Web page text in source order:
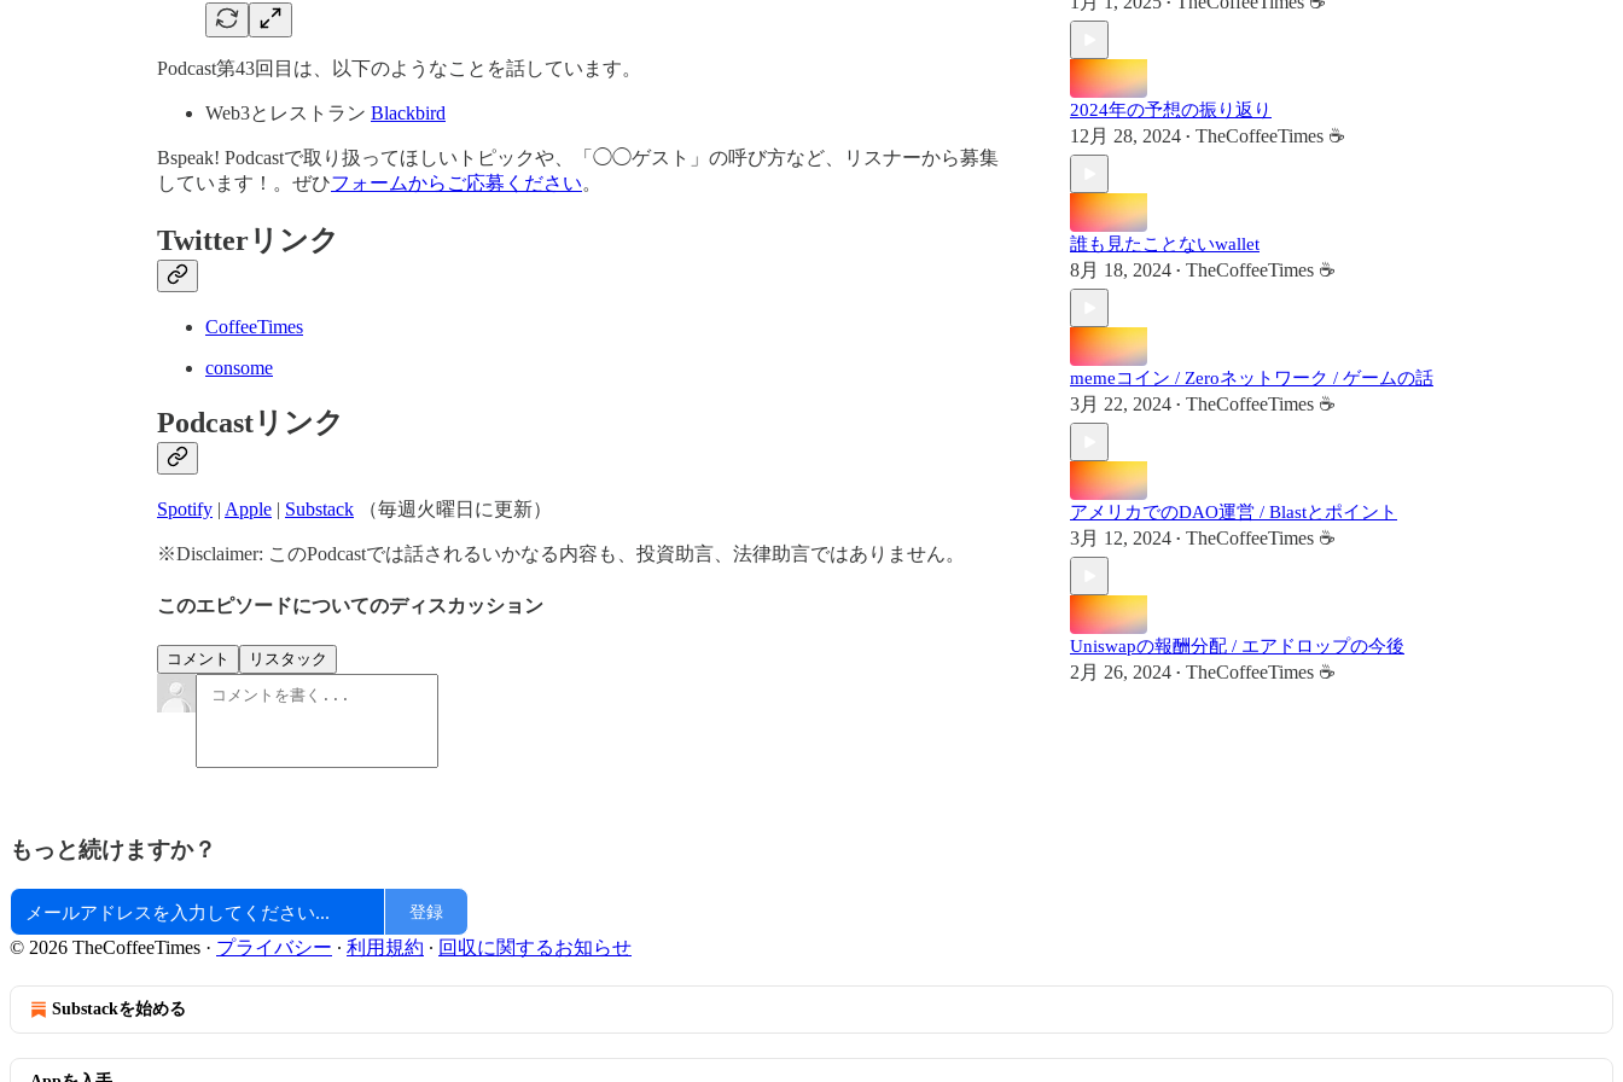
Podcast第43回目は、以下のようなことを話しています。
Web3とレストラン Blackbird
Bspeak! Podcastで取り扱ってほしいトピックや、「◯◯ゲスト」の呼び方など、リスナーから募集
しています！。ぜひフォームからご応募ください。
Twitterリンク
CoffeeTimes
consome
Podcastリンク
Spotify | Apple | Substack （毎週火曜日に更新）
※Disclaimer: このPodcastでは話されるいかなる内容も、投資助言、法律助言ではありません。
このエピソードについてのディスカッション
コメント リスタック
•
2024年の予想の振り返り
12月 28, 2024 • TheCoffeeTimes ☕
誰も見たことないwallet
8月 18, 2024 • TheCoffeeTimes ☕
memeコイン / Zeroネットワーク / ゲームの話
3月 22, 2024 • TheCoffeeTimes ☕
アメリカでのDAO運営 / Blastとポイント
3月 12, 2024 • TheCoffeeTimes ☕
Uniswapの報酬分配 / エアドロップの今後
2月 26, 2024 • TheCoffeeTimes ☕
もっと続けますか？
登録
© 2026 TheCoffeeTimes · プライバシー ∙ 利用規約 ∙ 回収に関するお知らせ
Substackを始める